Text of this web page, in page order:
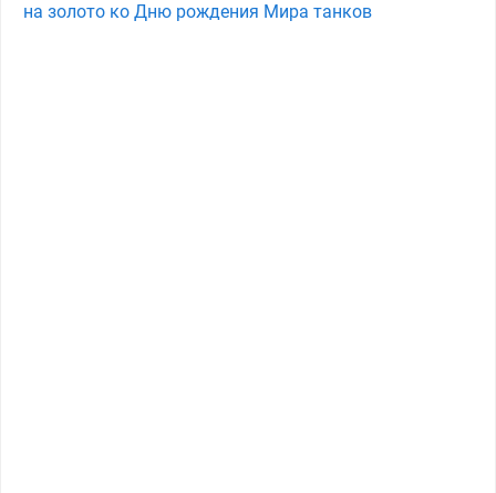
на золото ко Дню рождения Мира танков